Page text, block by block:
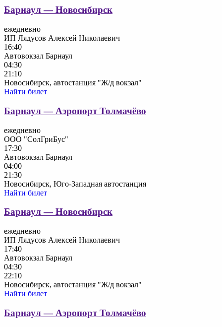
Барнаул — Новосибирск
ежедневно
ИП Лядусов Алексей Николаевич
16:40
Автовокзал Барнаул
04:30
21:10
Новосибирск, автостанция "Ж/д вокзал"
Найти билет
Барнаул — Аэропорт Толмачёво
ежедневно
ООО "СолГриБус"
17:30
Автовокзал Барнаул
04:00
21:30
Новосибирск, Юго-Западная автостанция
Найти билет
Барнаул — Новосибирск
ежедневно
ИП Лядусов Алексей Николаевич
17:40
Автовокзал Барнаул
04:30
22:10
Новосибирск, автостанция "Ж/д вокзал"
Найти билет
Барнаул — Аэропорт Толмачёво